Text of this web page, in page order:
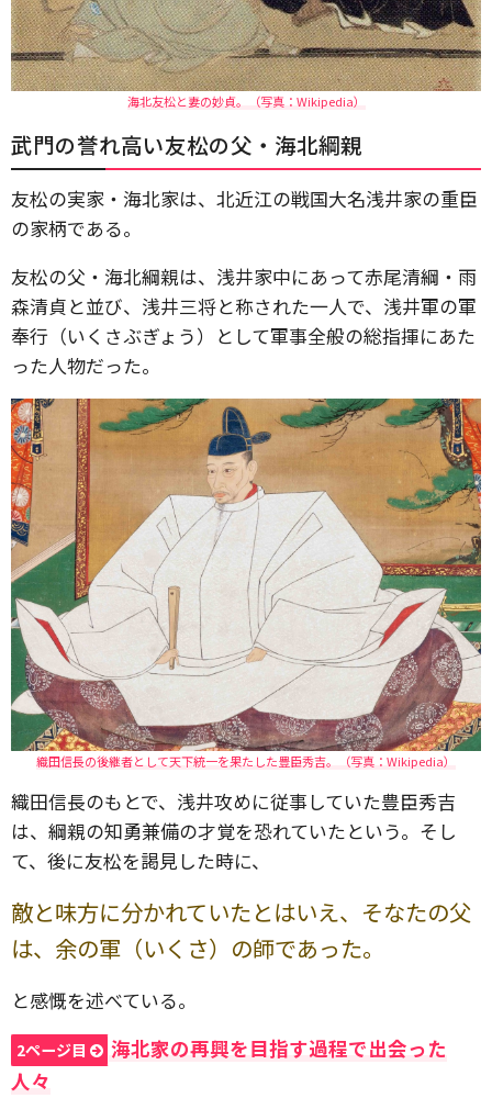
海北友松と妻の妙貞。（写真：Wikipedia）
武門の誉れ高い友松の父・海北綱親
友松の実家・海北家は、北近江の戦国大名浅井家の重臣
の家柄である。
友松の父・海北綱親は、浅井家中にあって赤尾清綱・雨
森清貞と並び、浅井三将と称された一人で、浅井軍の軍
奉行（いくさぶぎょう）として軍事全般の総指揮にあた
った人物だった。
織田信長の後継者として天下統一を果たした豊臣秀吉。（写真：Wikipedia）
織田信長のもとで、浅井攻めに従事していた豊臣秀吉
は、綱親の知勇兼備の才覚を恐れていたという。そし
て、後に友松を謁見した時に、
敵と味方に分かれていたとはいえ、そなたの父
は、余の軍（いくさ）の師であった。
と感慨を述べている。
2ページ目
海北家の再興を目指す過程で出会った
人々